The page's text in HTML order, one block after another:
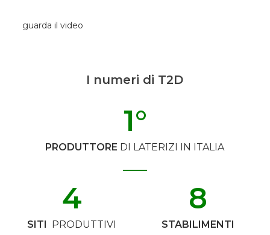
guarda il video
I numeri di T2D
PRODUTTORE DI LATERIZI IN ITALIA
1°
SITI PRODUTTIVI
4
STABILIMENTI
8